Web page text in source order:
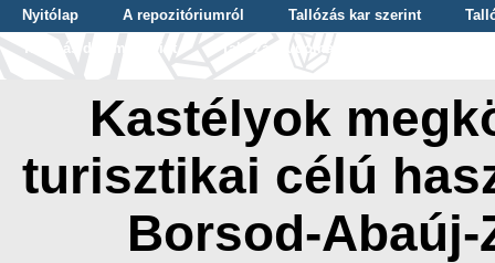
Nyitólap A repozitóriumról Tallózás kar szerint
Tallózás dátum szerint
Tallózás tudományterület szerint
Kastélyok
turisztikai célú
Borsod-